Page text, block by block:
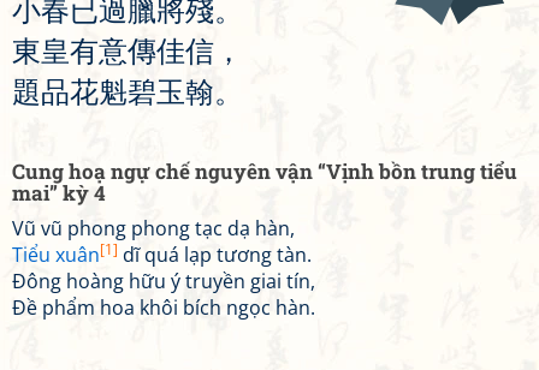
小春已過臘將殘。
東皇有意傳佳信 ，
題品花魁碧玉翰。
Cung hoạ ngự chế nguyên vận “Vịnh bồn trung tiểu
mai” kỳ 4
Vũ vũ phong phong tạc dạ hàn,
Tiểu xuân[1] dĩ quá lạp tương tàn.
Đông hoàng hữu ý truyền giai tín,
Đề phẩm hoa khôi bích ngọc hàn.